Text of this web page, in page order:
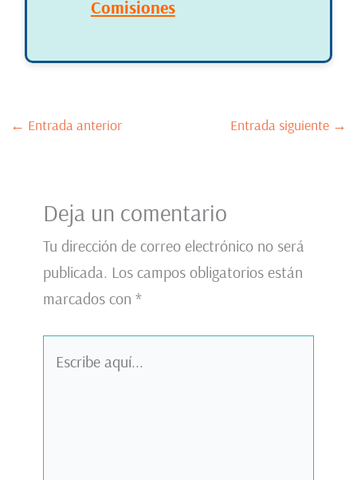
Comisiones
← Entrada anterior Entrada siguiente →
Deja un comentario
Tu dirección de correo electrónico no será
publicada. Los campos obligatorios están
marcados con *